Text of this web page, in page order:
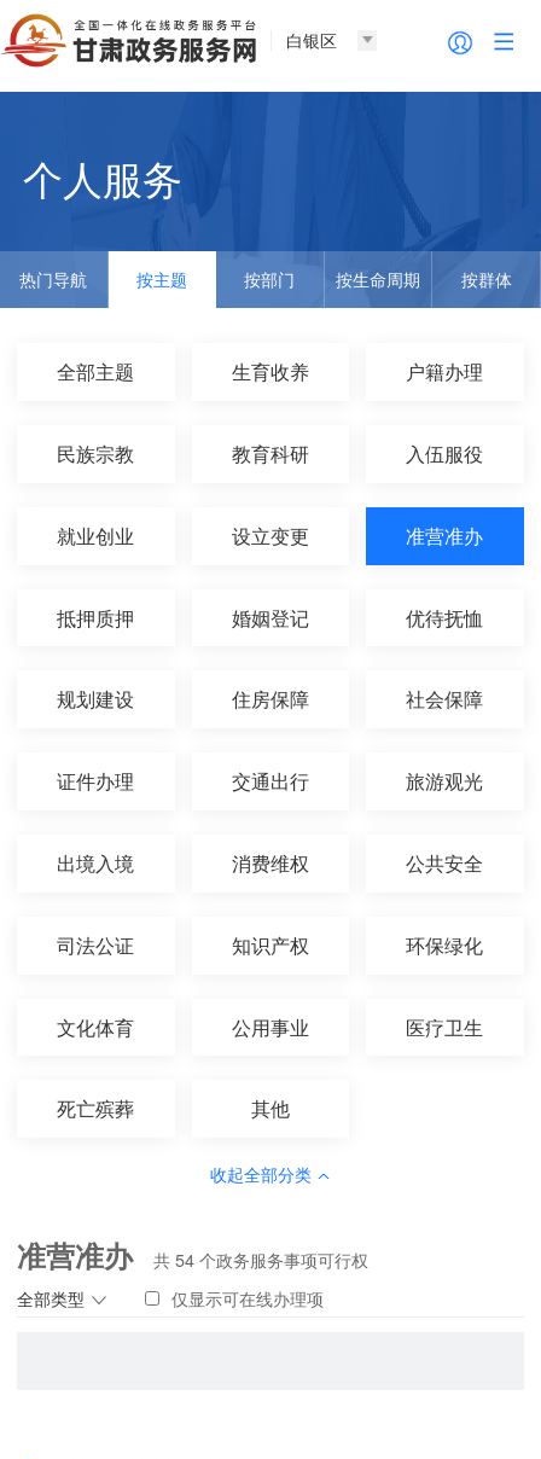
白银区
个人服务
热门导航 按主题 按部门 按生命周期 按群体
全部主题 生育收养 户籍办理
民族宗教 教育科研 入伍服役
就业创业 设立变更 准营准办
抵押质押 婚姻登记 优待抚恤
规划建设 住房保障 社会保障
证件办理 交通出行 旅游观光
出境入境 消费维权 公共安全
司法公证 知识产权 环保绿化
文化体育 公用事业 医疗卫生
死亡殡葬 其他
收起全部分类
准营准办
全部类型
共54 个政务服务事项可行权
仅显示可在线办理项